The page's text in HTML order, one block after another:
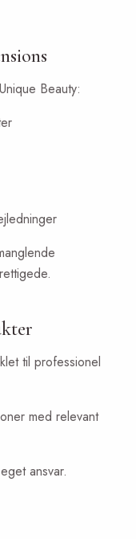
Beauty:
til professionel
med relevant
ansvar.